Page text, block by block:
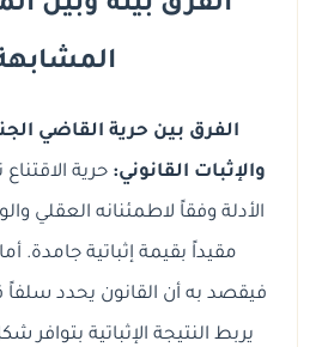
الفرق بينه وبين
الفرق بين حرية القاضي
والإثبات القانوني: حرية
الأدلة وفقاً لاطمئنانه العقلي
مقيداً بقيمة إثباتية جامدة. أما
فيقصد به أن القانون يحدد سلفاً
يربط النتيجة الإثباتية بتوافر